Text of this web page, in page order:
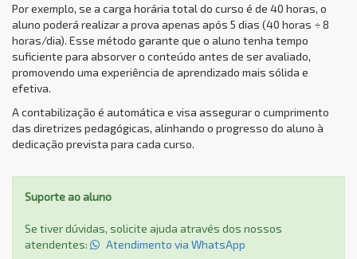
Por exemplo, se a carga horária total do curso é de 40 horas, o
aluno poderá realizar a prova apenas após 5 dias (40 horas ÷ 8
horas/dia). Esse método garante que o aluno tenha tempo
suficiente para absorver o conteúdo antes de ser avaliado,
promovendo uma experiência de aprendizado mais sólida e
efetiva.
A contabilização é automática e visa assegurar o cumprimento
das diretrizes pedagógicas, alinhando o progresso do aluno à
dedicação prevista para cada curso.
Suporte ao aluno
Se tiver dúvidas, solicite ajuda através dos nossos
atendentes:
Atendimento via WhatsApp